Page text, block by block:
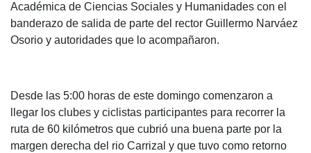
Académica de Ciencias Sociales y Humanidades con el
banderazo de salida de parte del rector Guillermo Narváez
Osorio y autoridades que lo acompañaron.
Desde las 5:00 horas de este domingo comenzaron a
llegar los clubes y ciclistas participantes para recorrer la
ruta de 60 kilómetros que cubrió una buena parte por la
margen derecha del rio Carrizal y que tuvo como retorno